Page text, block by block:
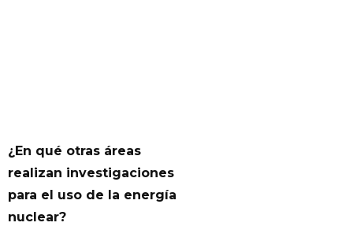
¿En qué otras áreas
realizan investigaciones
para el uso de la energía
nuclear?